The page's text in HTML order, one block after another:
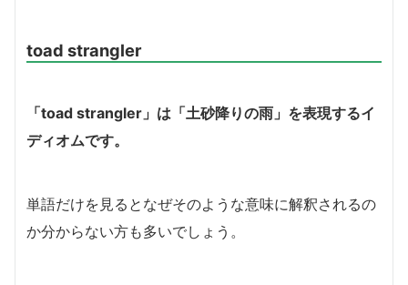
toad strangler
「toad strangler」は「土砂降りの雨」を表現するイ
ディオムです。
単語だけを見るとなぜそのような意味に解釈されるの
か分からない方も多いでしょう。